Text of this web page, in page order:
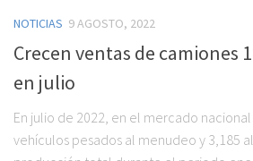
NOTICIAS 9 AGOSTO, 2022
Crecen ventas de camiones
en julio
En julio de 2022, en el mercado
vehículos pesados al menudeo y 3,185